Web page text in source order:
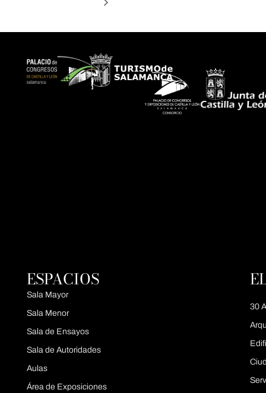
ESPACIOS
Sala Mayor
Sala Menor
Sala de Ensayos
Sala de Autoridades
Aulas
Área de Exposiciones
30